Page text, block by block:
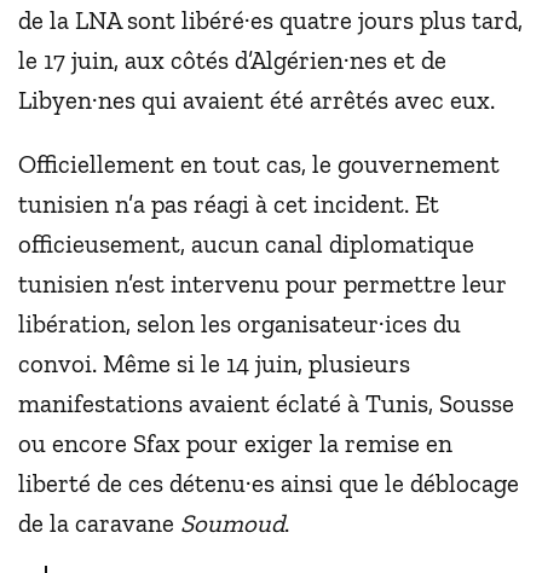
de la LNA sont libéré·es quatre jours plus tard,
le 17 juin, aux côtés d’Algérien·nes et de
Libyen·nes qui avaient été arrêtés avec eux.
Officiellement en tout cas, le gouvernement
tunisien n’a pas réagi à cet incident. Et
officieusement, aucun canal diplomatique
tunisien n’est intervenu pour permettre leur
libération, selon les organisateur·ices du
convoi. Même si le 14 juin, plusieurs
manifestations avaient éclaté à Tunis, Sousse
ou encore Sfax pour exiger la remise en
liberté de ces détenu·es ainsi que le déblocage
de la caravane Soumoud.